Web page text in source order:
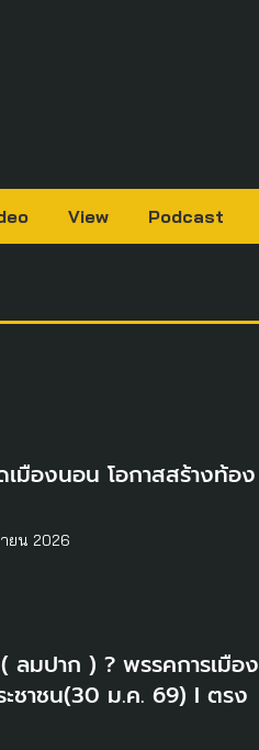
View Podcast
เมืองนอน โอกาสสร้างท้อง
ายน 2026
มปาก ) ? พรรคการเมือง
ะชาชน(30​ ม.ค. 69) I ตรง